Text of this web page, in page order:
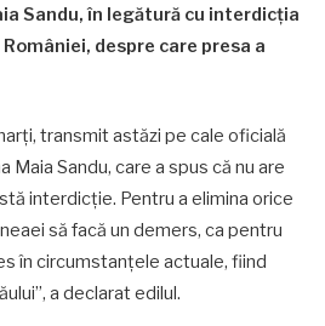
Sandu, în legătură cu interdicția
despre care presa a
transmit astăzi pe cale oficială
Maia Sandu, care a spus că nu are
interdicție. Pentru a elimina orice
să facă un demers, ca pentru
în circumstanțele actuale, fiind
a declarat edilul.